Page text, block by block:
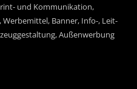
und Kommunikation,
Banner, Info-, Leit-
Außenwerbung